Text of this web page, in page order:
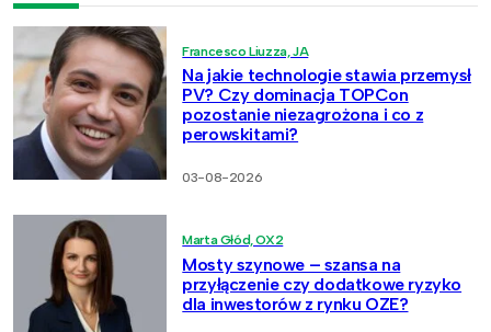
Francesco Liuzza, JA
Na jakie technologie stawia przemysł
PV? Czy dominacja TOPCon
pozostanie niezagrożona i co z
perowskitami?
03-08-2026
Marta Głód, OX2
Mosty szynowe – szansa na
przyłączenie czy dodatkowe ryzyko
dla inwestorów z rynku OZE?